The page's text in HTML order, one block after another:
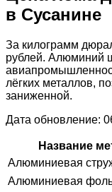
в Сусанине
За килограмм
рублей. Алюминий
лёгких металлов,
заниженной.
Дата обновление:
Название
Алюминиевая
Алюминиевая